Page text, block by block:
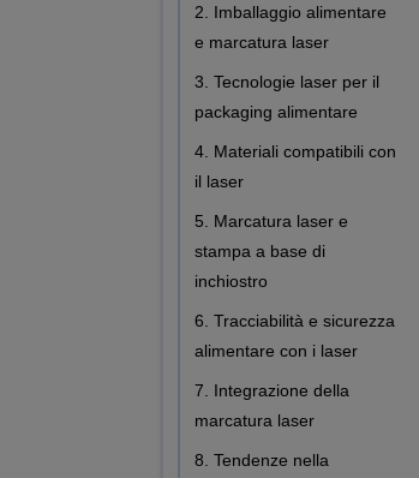
2. Imballaggio alimentare
e marcatura laser
3. Tecnologie laser per il
packaging alimentare
4. Materiali compatibili con
il laser
5. Marcatura laser e
stampa a base di
inchiostro
6. Tracciabilità e sicurezza
alimentare con i laser
7. Integrazione della
marcatura laser
8. Tendenze nella